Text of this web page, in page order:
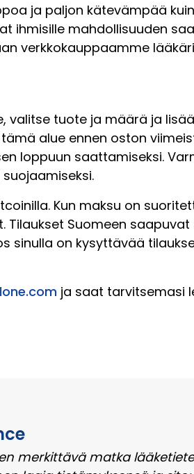
ja paljon kätevämpää
ihmisille mahdollisuuden
verkkokauppaamme
valitse tuote ja määrä ja
alue ennen oston
loppuun saattamiseksi.
Kun maksu on
Suomeen
sinulla on kysyttävää
ja saat tarvitsemasi
merkittävä matka